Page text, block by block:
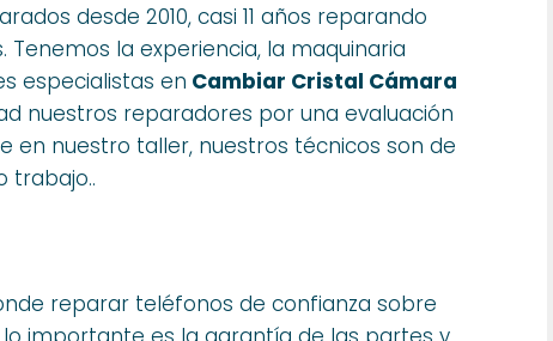
desde 2010, casi 11 años reparando
la experiencia, la maquinaria
especialistas en Cambiar Cristal Cámara
nuestros reparadores por una evaluación
en nuestro taller, nuestros técnicos son de
trabajo..
reparar teléfonos de confianza sobre